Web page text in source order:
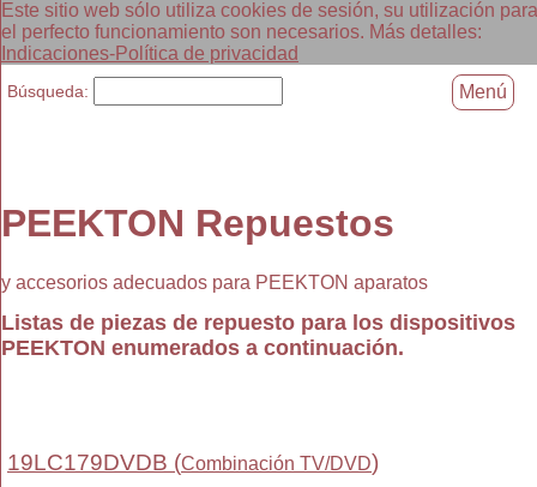
Este sitio web sólo utiliza cookies de sesión, su utilización para
el perfecto funcionamiento son necesarios. Más detalles:
Indicaciones-Política de privacidad
PEEKTON Repuestos
y accesorios adecuados para PEEKTON aparatos
Listas de piezas de repuesto para los dispositivos
PEEKTON enumerados a continuación.
19LC179DVDB (Combinación TV/DVD)
Búsqueda: Menú